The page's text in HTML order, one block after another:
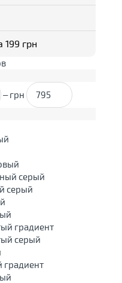
199 грн
– грн
серый
серый
градиент
серый
градиент